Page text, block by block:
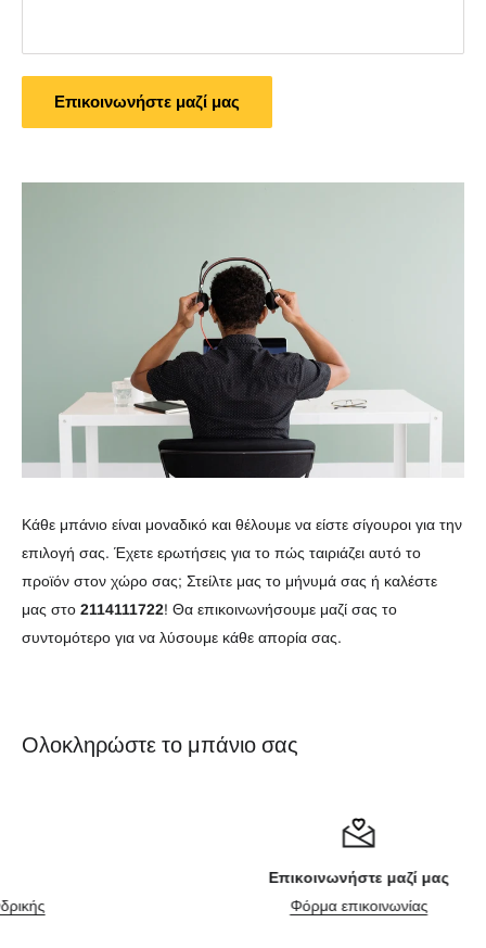
Επικοινωνήστε μαζί μας
Κάθε μπάνιο είναι μοναδικό και θέλουμε να είστε σίγουροι για την
επιλογή σας. Έχετε ερωτήσεις για το πώς ταιριάζει αυτό το
προϊόν στον χώρο σας; Στείλτε μας το μήνυμά σας ή καλέστε
μας στο 2114111722! Θα επικοινωνήσουμε μαζί σας το
συντομότερο για να λύσουμε κάθε απορία σας.
Ολοκληρώστε το μπάνιο σας
Επικοινωνήστε μαζί μας
Φόρμα επικοινωνίας